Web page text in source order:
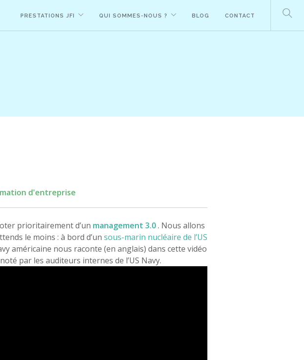
PRESTATIONS JFI QUI SOMMES-NOUS ? BLOG CONTACT
d'entreprise
prioritairement d’un management 3.0. Nous allons
le moins : à bord d’un sous-marin nucléaire de l’US
américaine nous raconte (en anglais) dans cette vidéo
par les auditeurs internes de l’US Navy.